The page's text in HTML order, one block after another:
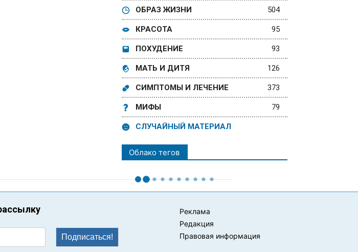
ОБРАЗ ЖИЗНИ 504
КРАСОТА 95
ПОХУДЕНИЕ 93
МАТЬ И ДИТЯ 126
СИМПТОМЫ И ЛЕЧЕНИЕ 373
МИФЫ 79
СЛУЧАЙНЫЙ МАТЕРИАЛ
Облако тегов
Подписаться!
Реклама
Редакция
Правовая информация